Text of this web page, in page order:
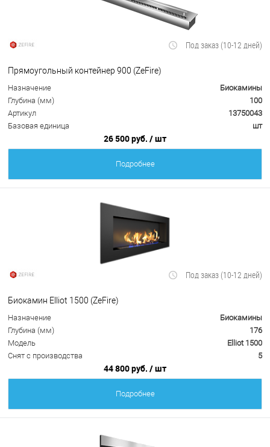
Под заказ (10-12 дней)
Прямоугольный контейнер 900 (ZeFire)
Назначение
Биокамины
Глубина (мм)
100
Артикул
13750043
Базовая единица
шт
26 500 руб. / шт
Подробнее
Под заказ (10-12 дней)
Биокамин Elliot 1500 (ZeFire)
Назначение
Биокамины
Глубина (мм)
176
Модель
Elliot 1500
Снят с производства
5
44 800 руб. / шт
Подробнее